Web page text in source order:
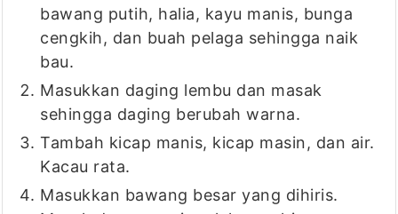
bawang putih, halia, kayu manis, bunga
cengkih, dan buah pelaga sehingga naik
bau.
Masukkan daging lembu dan masak
sehingga daging berubah warna.
Tambah kicap manis, kicap masin, dan air.
Kacau rata.
Masukkan bawang besar yang dihiris.